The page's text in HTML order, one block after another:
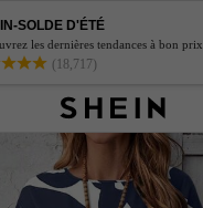
SOLDE D'ÉTÉ
les dernières tendances à bon prix.
(18,717)